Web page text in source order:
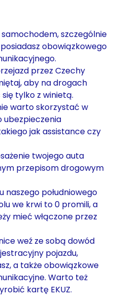
samochodem, szczególnie
obowiązkowego
przez Czechy
aby na drogach
tylko z winietą.
warto skorzystać w
ubezpieczenia
jak assistance czy
twojego auta
przepisom drogowym
naszego południowego
we krwi to 0 promili, a
mieć włączone przez
weź ze sobą dowód
pojazdu,
a także obowiązkowe
Warto też
kartę EKUZ.